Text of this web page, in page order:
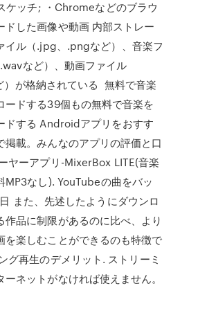
ケッチ; ・Chromeなどのブラウ
ドした画像や動画 内部ストレー
イル（.jpg、.pngなど）、音楽フ
など）、動画ファイル
）が格納されている 無料で音楽
ードする39個もの無料で音楽を
ドする Androidアプリをおすす
掲載。みんなのアプリの評価と口
ヤーアプリ-MixerBox LITE(音楽
MP3なし). YouTubeの曲をバッ
また、先述したようにダウンロ
作品に制限があるのに比べ、より
を楽しむことができるのも特徴で
グ再生のデメリット. ストリーミ
ネットがなければ使えません。